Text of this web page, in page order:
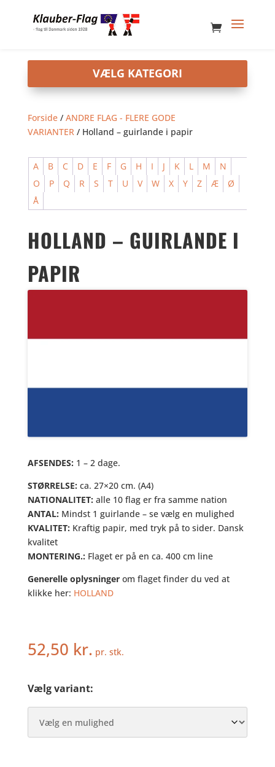
Forside/ ANDRE FLAG - FLERE GODE
VARIANTER/ Holland – guirlande i papir
A B C D E F G H I J K L M
N
O
P Q R S T U V W X Y Z Æ
Ø
Å
HOLLAND – GUIRLANDE I
PAPIR
AFSENDES: 1 – 2 dage.
STØRRELSE: ca. 27×20 cm. (A4)
NATIONALITET: alle 10 flag er fra samme nation
ANTAL: Mindst 1 guirlande – se vælg en mulighed
KVALITET: Kraftig papir, med tryk på to sider. Dansk
kvalitet
MONTERING.: Flaget er på en ca. 400 cm line
Generelle oplysningerom flaget finder du ved at
klikke her: HOLLAND
52,50 kr. pr. stk.
Vælg variant: